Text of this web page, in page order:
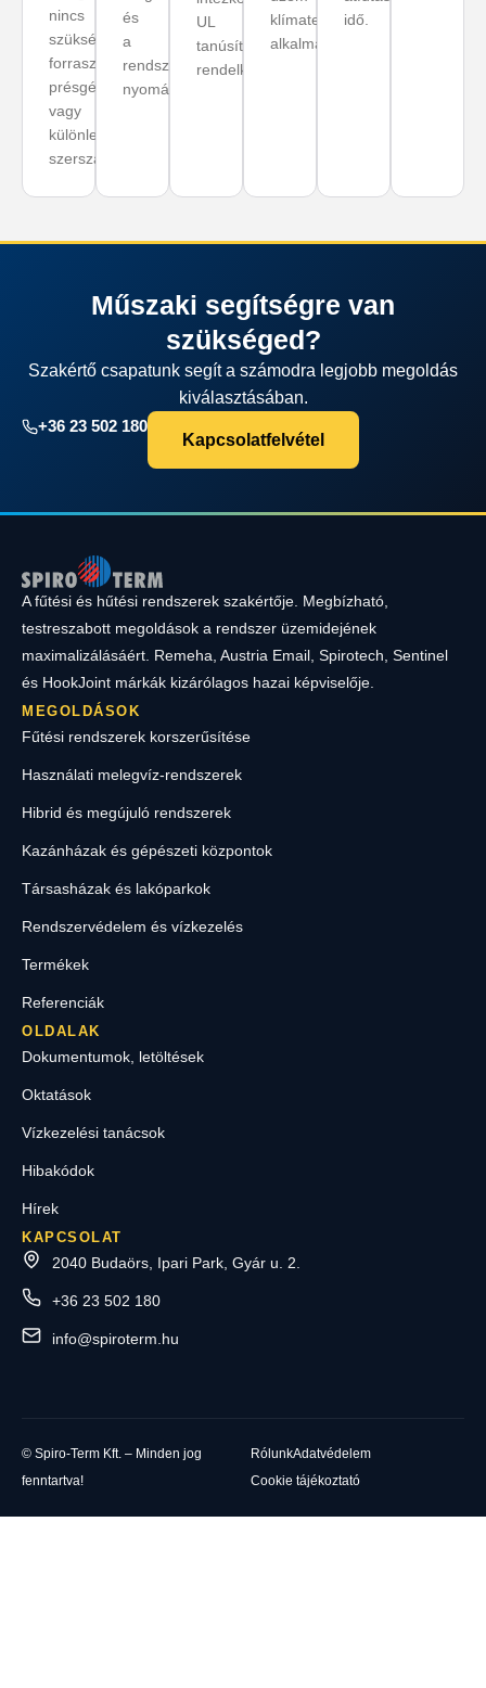
nincs
szükség
forrasztásra,
présgépre
vagy
különleges
szerszámra.
és
a
rendszer
nyomásterhelésének.
UL
tanúsítvánnyal
rendelkezik.
klímatechnikai
alkalmazásokban.
idő.
Műszaki segítségre van
szükséged?
Szakértő csapatunk segít a számodra legjobb megoldás
kiválasztásában.
+36 23 502 180
Kapcsolatfelvétel
A fűtési és hűtési rendszerek szakértője. Megbízható,
testreszabott megoldások a rendszer üzemidejének
maximalizálásáért. Remeha, Austria Email, Spirotech, Sentinel
és HookJoint márkák kizárólagos hazai képviselője.
MEGOLDÁSOK
Fűtési rendszerek korszerűsítése
Használati melegvíz-rendszerek
Hibrid és megújuló rendszerek
Kazánházak és gépészeti központok
Társasházak és lakóparkok
Rendszervédelem és vízkezelés
Termékek
Referenciák
OLDALAK
Dokumentumok, letöltések
Oktatások
Vízkezelési tanácsok
Hibakódok
Hírek
KAPCSOLAT
2040 Budaörs, Ipari Park, Gyár u. 2.
+36 23 502 180
info@spiroterm.hu
© Spiro-Term Kft. – Minden jog
fenntartva!
RólunkAdatvédelem
Cookie tájékoztató